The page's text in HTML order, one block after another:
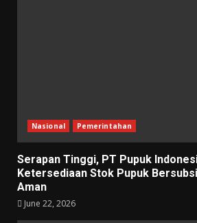
Nasional Pemerintahan
Serapan Tinggi, PT Pupuk
Ketersediaan Stok Pupuk
Aman
June 22, 2026